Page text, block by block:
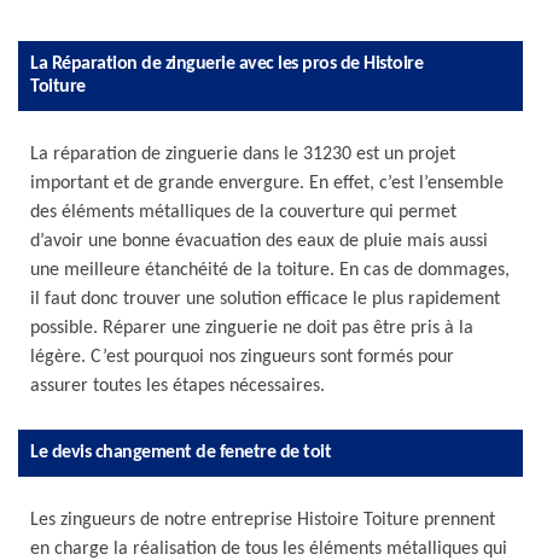
La Réparation de zinguerie avec les pros de Histoire
Toiture
La réparation de zinguerie dans le 31230 est un projet
important et de grande envergure. En effet, c’est l’ensemble
des éléments métalliques de la couverture qui permet
d’avoir une bonne évacuation des eaux de pluie mais aussi
une meilleure étanchéité de la toiture. En cas de dommages,
il faut donc trouver une solution efficace le plus rapidement
possible. Réparer une zinguerie ne doit pas être pris à la
légère. C’est pourquoi nos zingueurs sont formés pour
assurer toutes les étapes nécessaires.
Le devis changement de fenetre de toit
Les zingueurs de notre entreprise Histoire Toiture prennent
en charge la réalisation de tous les éléments métalliques qui